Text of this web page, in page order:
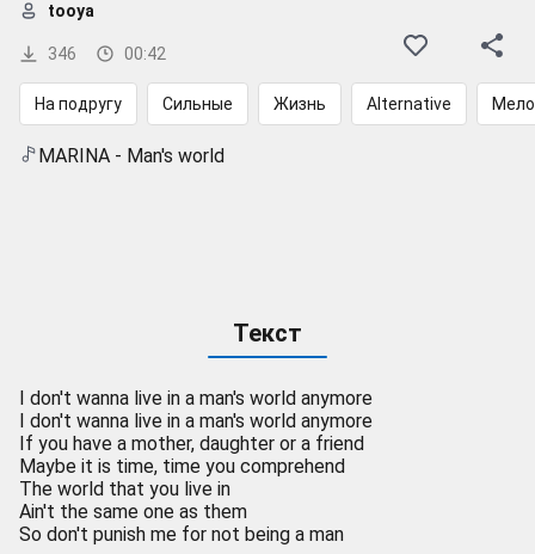
346 00:42
tooya
На подругу Сильные Жизнь Alternative
MARINA - Man's world
Текст
I don't wanna live in a man's world anymore
I don't wanna live in a man's world anymore
If you have a mother, daughter or a friend
Maybe it is time, time you comprehend
The world that you live in
Ain't the same one as them
So don't punish me for not being a man